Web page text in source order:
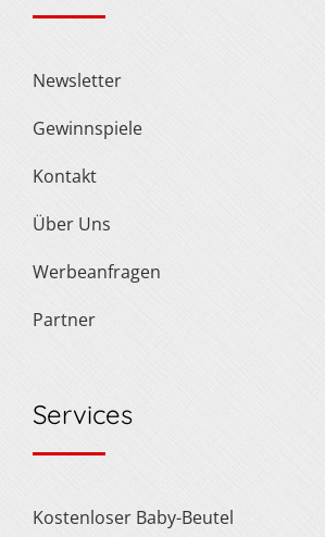
Newsletter
Gewinnspiele
Kontakt
Über Uns
Werbeanfragen
Partner
Services
Kostenloser Baby-Beutel